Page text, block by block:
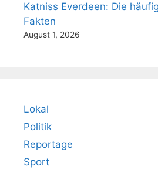
Katniss Everdeen: Die
Fakten
August 1, 2026
Lokal
Politik
Reportage
Sport